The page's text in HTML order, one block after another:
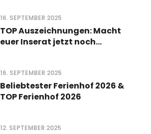
TOP Auszeichnungen: Macht
euer Inserat jetzt noch
16. SEPTEMBER 2025
Beliebtester Ferienhof 2026 &
TOP Ferienhof 2026
16. SEPTEMBER 2025
12. SEPTEMBER 2025